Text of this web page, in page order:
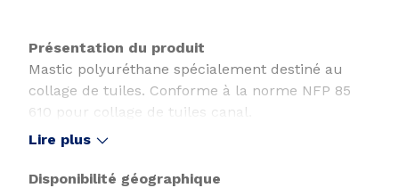
Présentation du produit
Mastic polyuréthane spécialement destiné au
collage de tuiles. Conforme à la norme NFP 85
610 pour collage de tuiles canal.
Lire plus
Disponibilité géographique